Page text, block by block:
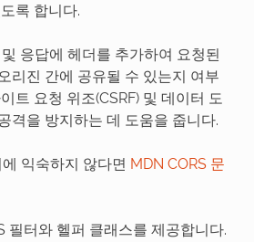
록 합니다.
응답에 헤더를 추가하여 요청된
리진 간에 공유될 수 있는지 여부
트 요청 위조(CSRF) 및 데이터 도
격을 방지하는 데 도움을 줍니다.
익숙하지 않다면 MDN CORS 문
필터와 헬퍼 클래스를 제공합니다.